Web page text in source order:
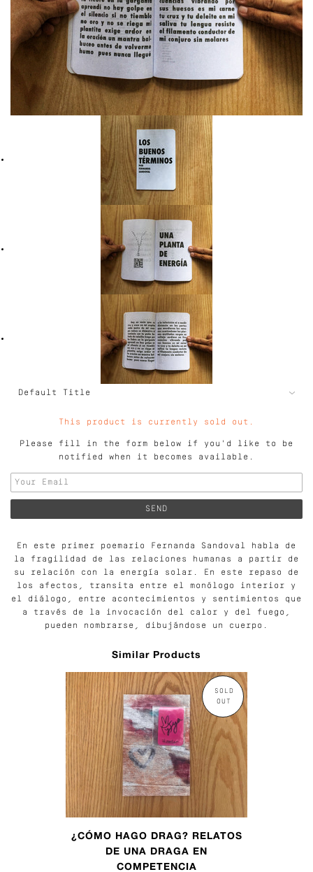
This product is currently sold out.
Please fill in the form below if you'd like to be
notified when it becomes available.
En este primer poemario Fernanda Sandoval habla de
la fragilidad de las relaciones humanas a partir de
su relación con la energía solar. En este repaso de
los afectos, transita entre el monólogo interior y
el diálogo, entre acontecimientos y sentimientos que
a través de la invocación del calor y del fuego,
pueden nombrarse, dibujándose un cuerpo.
Similar Products
SOLD
OUT
¿CÓMO HAGO DRAG? RELATOS
DE UNA DRAGA EN
COMPETENCIA